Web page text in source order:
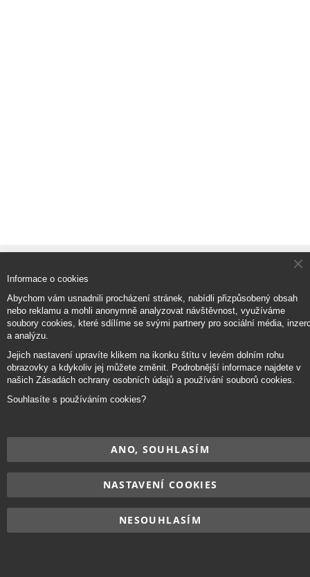
Informace o cookies
Abychom vám usnadnili procházení stránek, nabídli přizpůsobený obsah
nebo reklamu a mohli anonymně analyzovat návštěvnost, využíváme
soubory cookies, které sdílíme se svými partnery pro sociální média,
a analýzu.
Jejich nastavení upravíte klikem na ikonku štítu v levém dolním rohu
obrazovky a kdykoliv jej můžete změnit. Podrobnější informace najdete v
našich Zásadách ochrany osobních údajů a používání souborů cookies.
Souhlasíte s používáním cookies?
ANO, SOUHLASÍM
NASTAVENÍ COOKIES
NESOUHLASÍM